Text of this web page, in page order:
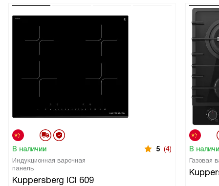
надёжная и удобная в повседневной готовке, рекомендую
тем, кто ценит простоту и результат!
В наличии 5 (4)
Индукционная варочная
панель
Kuppersberg ICI 609
В
Газовая